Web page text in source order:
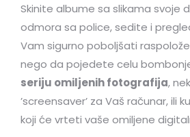
Skinite albume sa slikama svoje
odmora sa police, sedite i
Vam sigurno poboljšati
nego da pojedete celu
seriju omiljenih fotografija,
’screensaver’ za Vaš računar, ili
koji će vrteti vaše omiljene